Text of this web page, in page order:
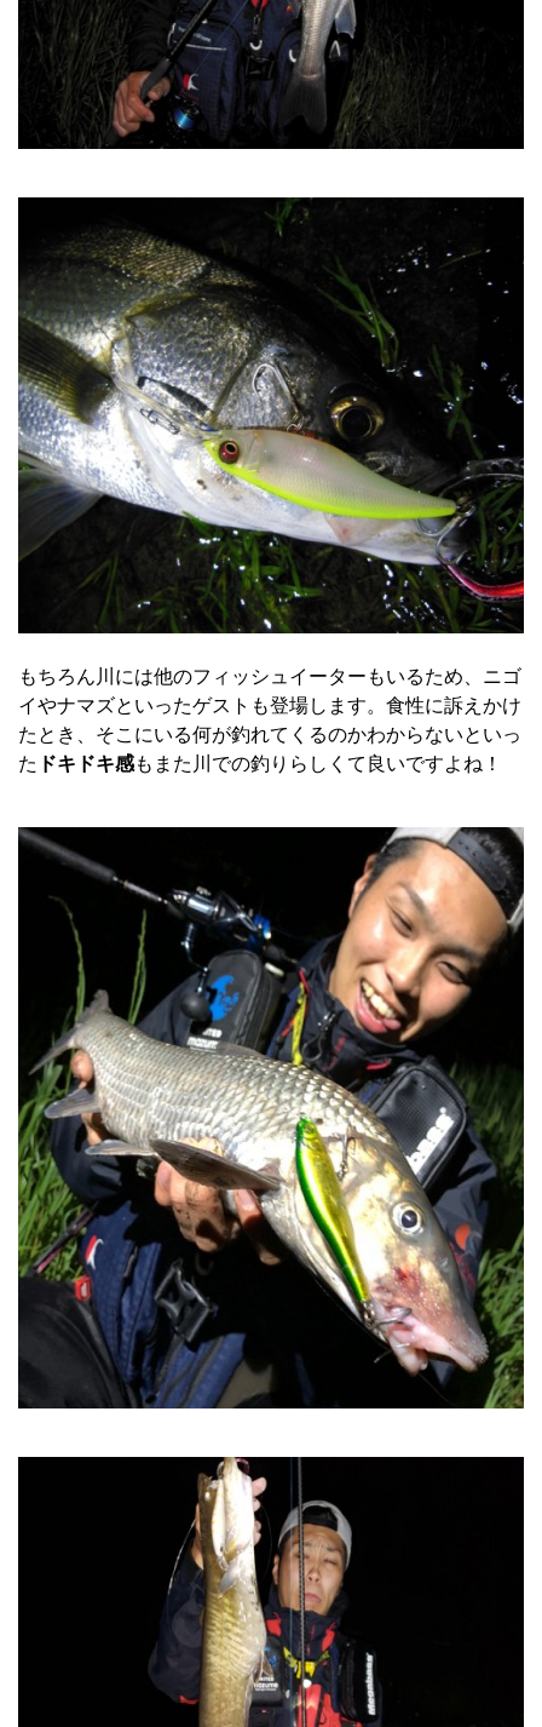
もちろん川には他のフィッシュイーターもいるため、ニゴ
イやナマズといったゲストも登場します。食性に訴えかけ
たとき、そこにいる何が釣れてくるのかわからないといっ
た ドキドキ感もまた川での釣りらしくて良いですよね！